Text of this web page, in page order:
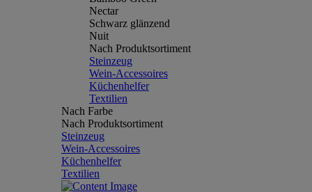
Nectar
Schwarz glänzend
Nuit
Nach Produktsortiment
Steinzeug
Wein-Accessoires
Küchenhelfer
Textilien
Nach Farbe
Nach Produktsortiment
Steinzeug
Wein-Accessoires
Küchenhelfer
Textilien